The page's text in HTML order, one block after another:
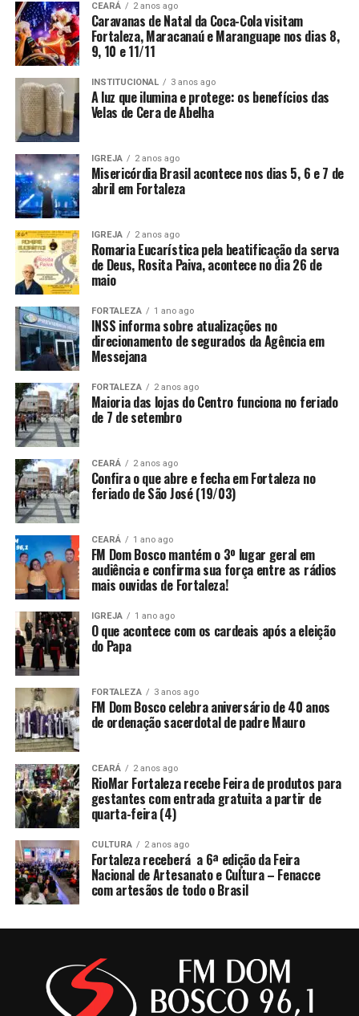
CEARÁ 2 anos ago
Caravanas de Natal da Coca-Cola visitam
Fortaleza, Maracanaú e Maranguape nos dias 8,
9, 10 e 11/11
INSTITUCIONAL 3 anos ago
A luz que ilumina e protege: os benefícios das
Velas de Cera de Abelha
IGREJA 2 anos ago
Misericórdia Brasil acontece nos dias 5, 6 e 7 de
abril em Fortaleza
IGREJA 2 anos ago
Romaria Eucarística pela beatificação da serva
de Deus, Rosita Paiva, acontece no dia 26 de
maio
FORTALEZA 1 ano ago
INSS informa sobre atualizações no
direcionamento de segurados da Agência em
Messejana
FORTALEZA 2 anos ago
Maioria das lojas do Centro funciona no feriado
de 7 de setembro
CEARÁ 2 anos ago
Confira o que abre e fecha em Fortaleza no
feriado de São José (19/03)
CEARÁ 1 ano ago
FM Dom Bosco mantém o 3º lugar geral em
audiência e confirma sua força entre as rádios
mais ouvidas de Fortaleza!
IGREJA 1 ano ago
O que acontece com os cardeais após a eleição
do Papa
FORTALEZA 3 anos ago
FM Dom Bosco celebra aniversário de 40 anos
de ordenação sacerdotal de padre Mauro
CEARÁ 2 anos ago
RioMar Fortaleza recebe Feira de produtos para
gestantes com entrada gratuita a partir de
quarta-feira (4)
CULTURA 2 anos ago
Fortaleza receberá a 6ª edição da Feira
Nacional de Artesanato e Cultura – Fenacce
com artesãos de todo o Brasil